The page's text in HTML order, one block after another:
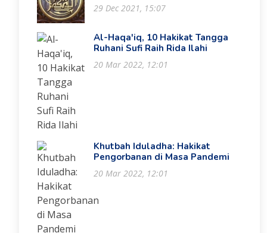
29 Dec 2021, 15:07
Al-Haqa'iq, 10 Hakikat Tangga
Ruhani Sufi Raih Rida Ilahi
20 Mar 2022, 12:01
Khutbah Iduladha: Hakikat
Pengorbanan di Masa Pandemi
20 Mar 2022, 12:01